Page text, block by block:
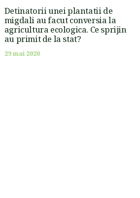
Detinatorii unei plantatii de
migdali au facut conversia la
agricultura ecologica. Ce sprijin
au primit de la stat?
29 mai 2020